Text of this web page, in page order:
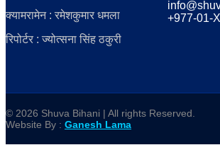
क्यामरामेन : रमेशकुमार धमला
रिपोर्टर : ज्योत्सना सिंह ठकुरी
+977-01-
© 2026 Shuva Bihani | All rights Reserved.
Website By : Ganesh Lama